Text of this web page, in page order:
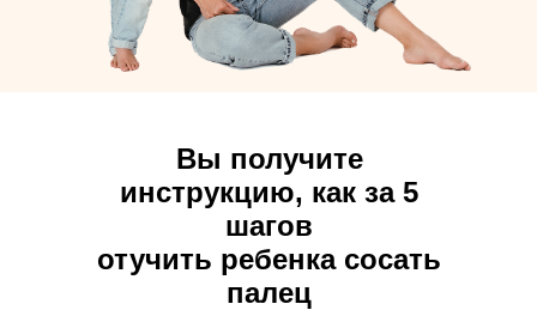
Вы получите
инструкцию, как за 5
шагов
отучить ребенка сосать
палец